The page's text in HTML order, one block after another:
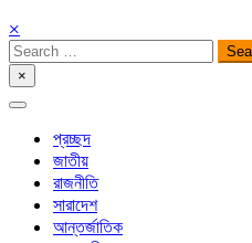
×
Search
for:
×
প্রচ্ছদ
জাতীয়
রাজনীতি
সারাদেশ
আন্তর্জাতিক